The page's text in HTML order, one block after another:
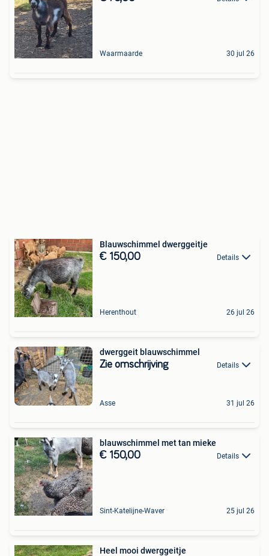
Waarmaarde 30 jul 26
Blauwschimmel dwerggeitje
€ 150,00 Details
Herenthout 26 jul 26
dwerggeit blauwschimmel
Zie omschrijving Details
Asse 31 jul 26
blauwschimmel met tan mieke
€ 150,00 Details
Sint-Katelijne-Waver 25 jul 26
Heel mooi dwerggeitje